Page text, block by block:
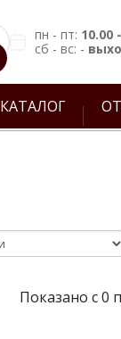
пн - пт: 10.00
сб - вс: -
КАТАЛОГ
Показано с 0